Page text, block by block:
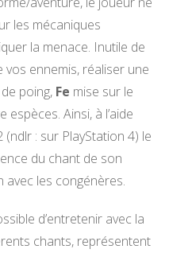
les mécaniques
la menace. Inutile de
ennemis, réaliser une
poing, Fe mise sur le
Ainsi, à l’aide
: sur PlayStation 4) le
du chant de son
avec les congénères.
d’entretenir avec la
chants, représentent